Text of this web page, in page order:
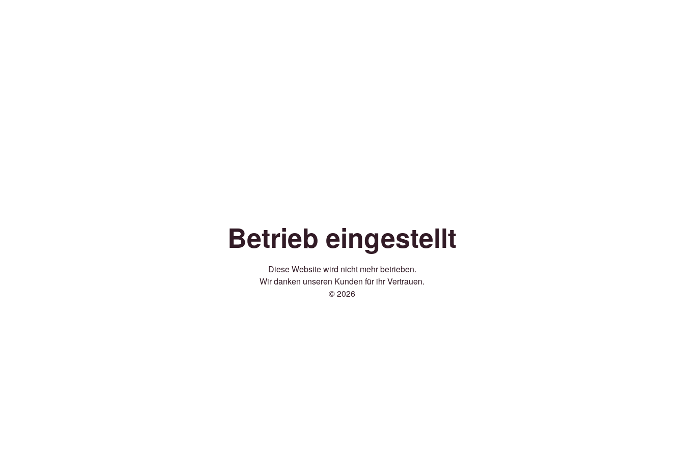
Betrieb eingestellt
Diese Website wird nicht mehr betrieben.
Wir danken unseren Kunden für ihr Vertrauen.
© 2026